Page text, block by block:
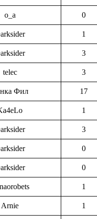
o_a 0
1
3
telec 3
Фил 17
1
3
0
0
1
Arnie 1